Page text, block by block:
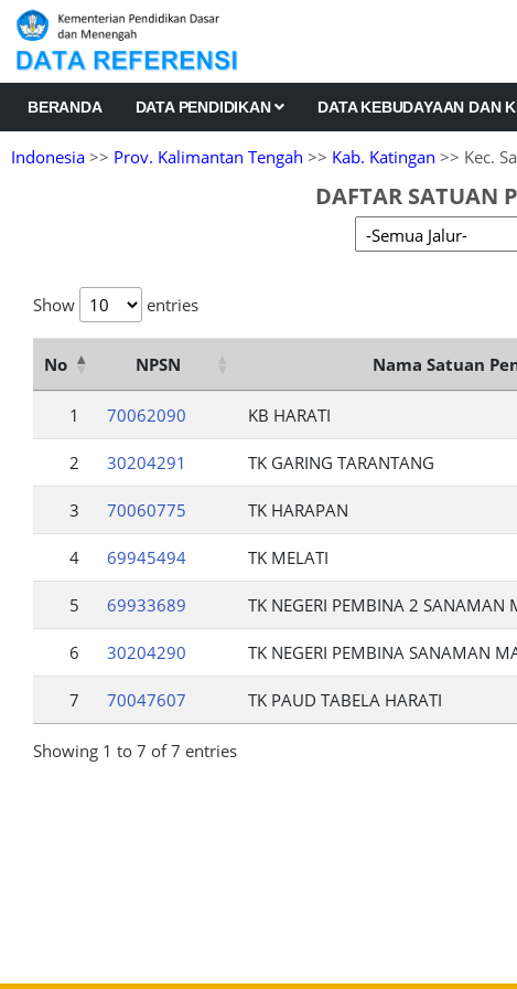
BERANDA DATA PENDIDIKAN DATA KEBUDAYAAN DAN
Indonesia >> Prov. Kalimantan Tengah >> Kab. Katingan >> Kec.
DAFTAR SATUAN
Show entries
No NPSN Nama Satuan
1 70062090 KB HARATI
2 30204291 TK GARING TARANTANG
3 70060775 TK HARAPAN
4 69945494 TK MELATI
5 69933689 TK NEGERI PEMBINA 2 SANAMAN
6 30204290 TK NEGERI PEMBINA SANAMAN
7 70047607 TK PAUD TABELA HARATI
Showing 1 to 7 of 7 entries